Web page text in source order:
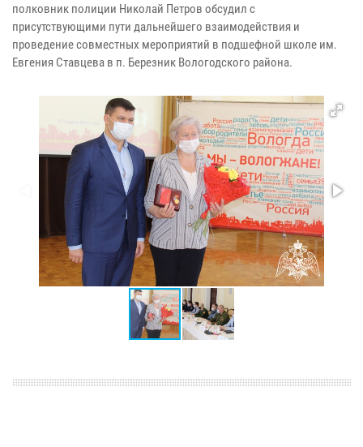
полковник полиции Николай Петров обсудил с
присутствующими пути дальнейшего взаимодействия и
проведение совместных мероприятий в подшефной школе им.
Евгения Ставцева в п. Березник Вологодского района.